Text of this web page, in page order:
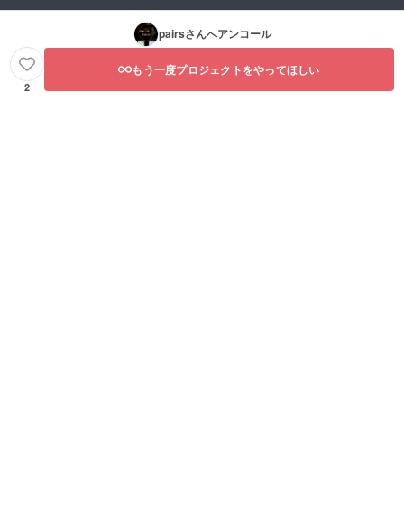
pairsさんへアンコール
2
もう一度プロジェクトをやってほしい